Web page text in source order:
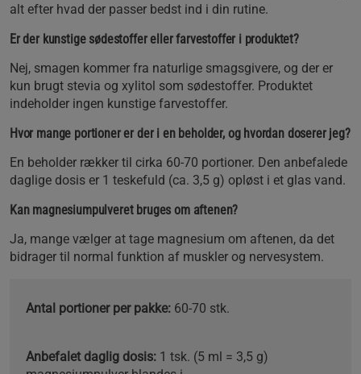
alt efter hvad der passer bedst ind i din rutine.
Er der kunstige sødestoffer eller farvestoffer i produktet?
Nej, smagen kommer fra naturlige smagsgivere, og der er
kun brugt stevia og xylitol som sødestoffer. Produktet
indeholder ingen kunstige farvestoffer.
Hvor mange portioner er der i en beholder, og hvordan doserer jeg?
En beholder rækker til cirka 60-70 portioner. Den anbefalede
daglige dosis er 1 teskefuld (ca. 3,5 g) opløst i et glas vand.
Kan magnesiumpulveret bruges om aftenen?
Ja, mange vælger at tage magnesium om aftenen, da det
bidrager til normal funktion af muskler og nervesystem.
Antal portioner per pakke: 60-70 stk.
Anbefalet daglig dosis: 1 tsk. (5 ml = 3,5 g)